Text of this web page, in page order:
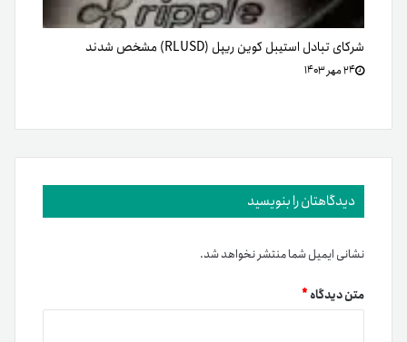
شرکای تبادل استیبل کوین ریپل (RLUSD) مشخص شدند
۲۴ مهر ۱۴۰۳
دیدگاهتان را بنویسید
نشانی ایمیل شما منتشر نخواهد شد.
متن دیدگاه*